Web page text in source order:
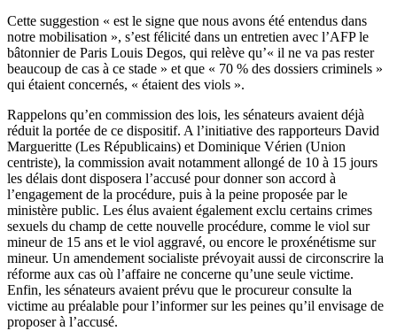
Cette suggestion « est le signe que nous avons été entendus dans
notre mobilisation », s’est félicité dans un entretien avec l’AFP le
bâtonnier de Paris Louis Degos, qui relève qu’« il ne va pas rester
beaucoup de cas à ce stade » et que « 70 % des dossiers criminels »
qui étaient concernés, « étaient des viols ».
Rappelons qu’en commission des lois, les sénateurs avaient déjà
réduit la portée de ce dispositif. A l’initiative des rapporteurs David
Margueritte (Les Républicains) et Dominique Vérien (Union
centriste), la commission avait notamment allongé de 10 à 15 jours
les délais dont disposera l’accusé pour donner son accord à
l’engagement de la procédure, puis à la peine proposée par le
ministère public. Les élus avaient également exclu certains crimes
sexuels du champ de cette nouvelle procédure, comme le viol sur
mineur de 15 ans et le viol aggravé, ou encore le proxénétisme sur
mineur. Un amendement socialiste prévoyait aussi de circonscrire la
réforme aux cas où l’affaire ne concerne qu’une seule victime.
Enfin, les sénateurs avaient prévu que le procureur consulte la
victime au préalable pour l’informer sur les peines qu’il envisage de
proposer à l’accusé.